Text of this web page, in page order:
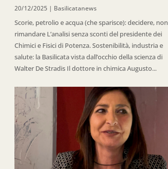
20/12/2025 | Basilicatanews
Scorie, petrolio e acqua (che sparisce): decidere, non
rimandare L’analisi senza sconti del presidente dei
Chimici e Fisici di Potenza. Sostenibilità, industria e
salute: la Basilicata vista dall’occhio della scienza di
Walter De Stradis Il dottore in chimica Augusto...